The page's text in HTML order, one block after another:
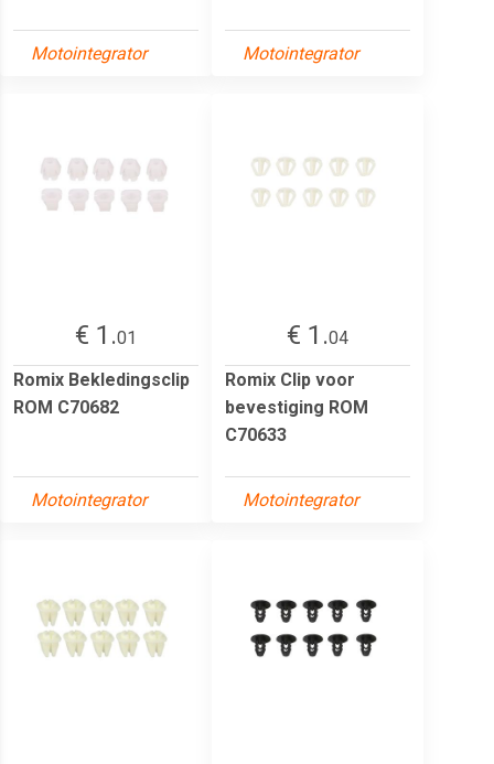
Motointegrator Motointegrator
€ 1.01
Romix Bekledingsclip
ROM C70682
Motointegrator
€ 1.04
Romix Clip voor
bevestiging ROM
C70633
Motointegrator